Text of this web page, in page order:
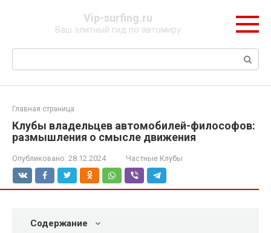
Vip-surfing.ru
Ваш элитный гид по автомиру
Поиск:
Главная страница
Клубы владельцев автомобилей-философов:
размышления о смысле движения
Опубликовано: 28.12.2024 Частные Клубы
Содержание